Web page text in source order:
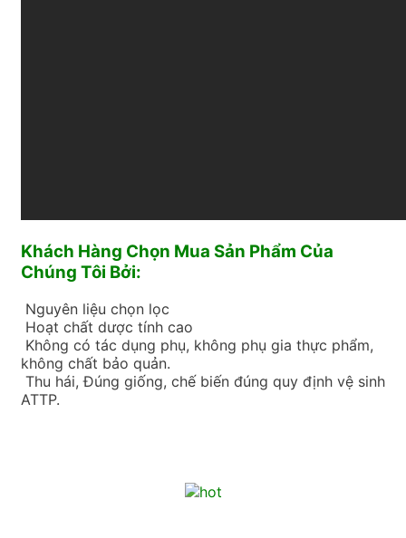
Khách Hàng Chọn Mua Sản Phẩm Của
Chúng Tôi Bởi:
Nguyên liệu chọn lọc
Hoạt chất dược tính cao
Không có tác dụng phụ, không phụ gia thực phẩm,
không chất bảo quản.
Thu hái, Đúng giống, chế biến đúng quy định vệ sinh
ATTP.